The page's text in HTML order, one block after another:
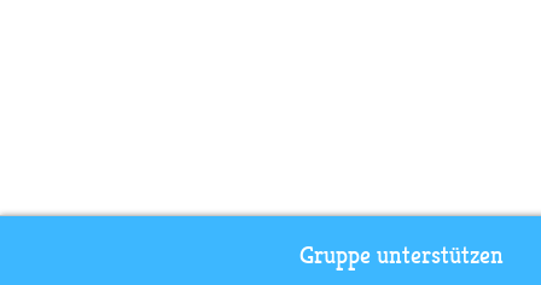
Gruppe unterstützen